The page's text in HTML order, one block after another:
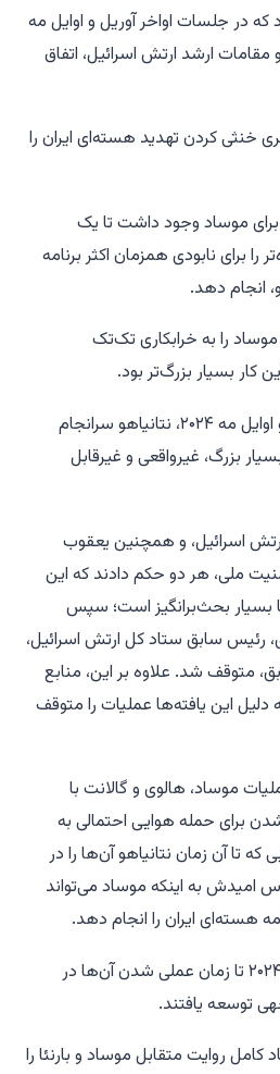
در جلسات اواخر آوریل و اوایل مه
و مقامات ارشد ارتش اسرائیل، اتفاق
خنثی کردن تهدید هسته‌ای ایران را
موساد وجود داشت تا یک
برای نابودی همزمان اکثر برنامه
انجام دهد.
را به خرابکاری تک‌تک
کار بسیار بزرگ‌تر بود.
اما در جلسات اواخر آوریل و اوایل مه ۲۰۲۴، نتانیاهو سرانجام
بزرگ، غیرواقعی و غیرقابل
اسرائیل، و همچنین یعقوب
ملی، هر دو حکم دادند که این
بسیار بحث‌برانگیز است؛ سپس
رئیس سابق ستاد کل ارتش اسرائیل،
متوقف شد. علاوه بر این، منابع
این یافته‌ها عملیات را متوقف
موساد، هالوی و گالانت با
برای حمله هوایی احتمالی به
که تا آن زمان نتانیاهو آن‌ها را در
امیدش به اینکه موساد می‌تواند
هسته‌ای ایران را انجام دهد.
این برنامه‌ها بعداً از نوامبر ۲۰۲۴ تا زمان عملی شدن آن‌ها در
کامل روایت متقابل موساد و بارنئا را